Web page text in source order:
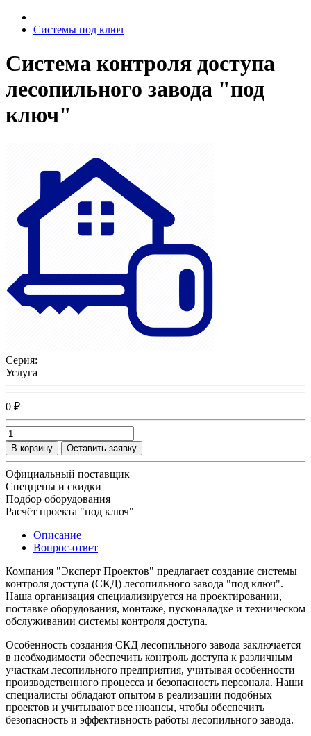
Системы под ключ
Система контроля доступа
лесопильного завода "под
ключ"
Серия:
Услуга
0 ₽
В корзину Оставить заявку
Официальный поставщик
Спеццены и скидки
Подбор оборудования
Расчёт проекта "под ключ"
Описание
Вопрос-ответ
Компания "Эксперт Проектов" предлагает создание системы
контроля доступа (СКД) лесопильного завода "под ключ".
Наша организация специализируется на проектировании,
поставке оборудования, монтаже, пусконаладке и техническом
обслуживании системы контроля доступа.
Особенность создания СКД лесопильного завода заключается
в необходимости обеспечить контроль доступа к различным
участкам лесопильного предприятия, учитывая особенности
производственного процесса и безопасность персонала. Наши
специалисты обладают опытом в реализации подобных
проектов и учитывают все нюансы, чтобы обеспечить
безопасность и эффективность работы лесопильного завода.